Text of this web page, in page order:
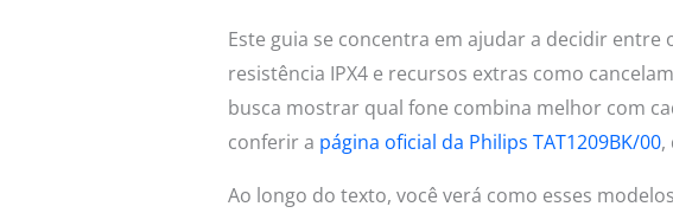
Este guia se concentra em ajudar a decidir
resistência IPX4 e recursos extras como
busca mostrar qual fone combina melhor com
conferir a página oficial da Philips TAT1209BK/00,
Ao longo do texto, você verá como esses